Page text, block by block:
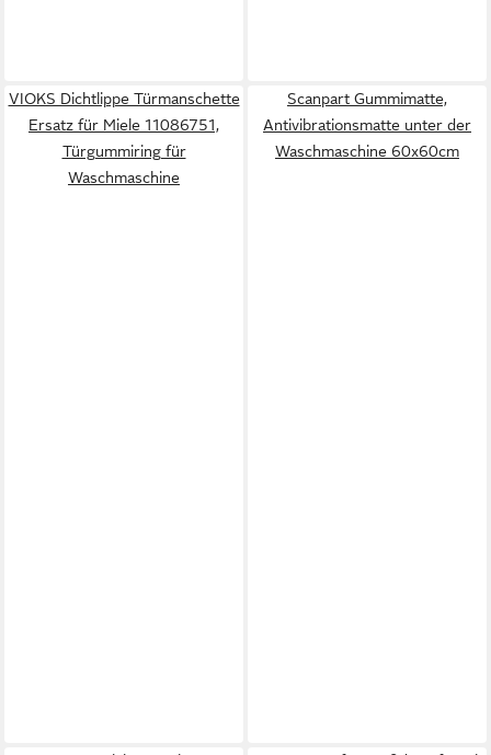
VIOKS Dichtlippe Türmanschette
Ersatz für Miele 11086751,
Türgummiring für
Waschmaschine
Scanpart Gummimatte,
Antivibrationsmatte unter der
Waschmaschine 60x60cm